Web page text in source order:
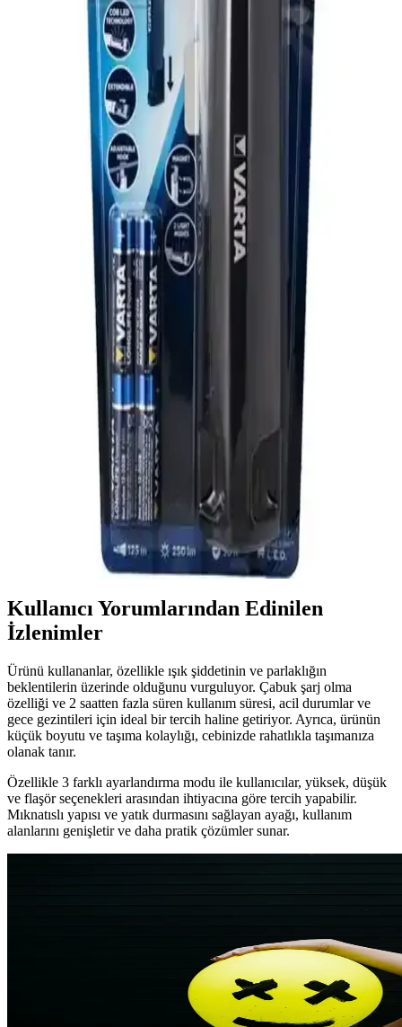
Cata CT-8024 şarj edilebilir LED el feneri, hafifliği ve çok modlu
özellikleriyle çeşitli ihtiyaçlara uygun dayanıklı ve kullanışlı bir
aydınlatma cihazıdır.
Bosch GLI 18V-300 Profesyonel Akülü El Feneri
Detaylı İnceleme ve Performans Analizi
Bosch GLI 18V-300, hafif ve taşınabilir tasarımıyla profesyonel
kullanım için ideal, yüksek performanslı akülü el feneridir. Uzun
süreli kullanım ve esnek kullanım seçenekleri sunar.
Small Sun SM-316 Şarjlı El Feneri: Yüksek
Parlaklık ve Uzun Menzil Özellikleriyle Profesyonel
SM-316 şarjlı el feneri, 1000 lümen parlaklık ve 800 metre menzil
ile dayanıklı tasarımıyla dış mekan ve güvenlik ihtiyaçlarını karşılar.
Barnetta BRS18 Oto Şarjlı T6 LED 3000 Lümen El
Feneri: Yüksek Performanslı ve Dayanıklı
Aydınlatma Çözümü
Barnetta BRS18, 3000 Lümen güçlü LED ışık, oto şarj ve dayanıklı
metal gövde özellikleriyle çeşitli dış mekan ve acil durumlar için
ideal bir el feneridir.
Varta 18646 Work Flex Teleskop Ayarlanabilir El
Feneri ile Güçlü ve Pratik Aydınlatma Çözümü
Varta 18646 Work Flex, teleskopik yapısı ve güçlü LED ışığıyla
çeşitli ortamlar için ideal, dayanıklı ve pratik bir el feneridir.
Manyetik yapısı ve pil avantajıyla kullanım kolaylığı sağlar.
Kullanıcı Yorumlarından Edinilen
İzlenimler
Ürünü kullananlar, özellikle ışık şiddetinin ve parlaklığın
beklentilerin üzerinde olduğunu vurguluyor. Çabuk şarj olma
özelliği ve 2 saatten fazla süren kullanım süresi, acil durumlar ve
gece gezintileri için ideal bir tercih haline getiriyor. Ayrıca, ürünün
küçük boyutu ve taşıma kolaylığı, cebinizde rahatlıkla taşımanıza
olanak tanır.
Özellikle 3 farklı ayarlandırma modu ile kullanıcılar, yüksek, düşük
ve flaşör seçenekleri arasından ihtiyacına göre tercih yapabilir.
Mıknatıslı yapısı ve yatık durmasını sağlayan ayağı, kullanım
alanlarını genişletir ve daha pratik çözümler sunar.